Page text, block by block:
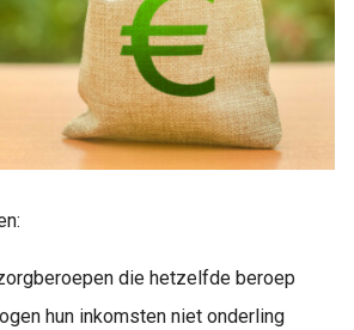
die hetzelfde beroep
hun inkomsten niet onderling